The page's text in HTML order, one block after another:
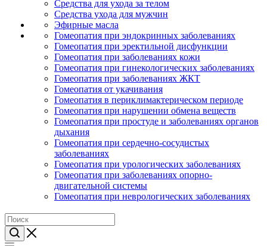
Средства для ухода за телом
Средства ухода для мужчин
Эфирные масла
Гомеопатия при эндокринных заболеваниях
Гомеопатия при эректильной дисфункции
Гомеопатия при заболеваниях кожи
Гомеопатия при гинекологических заболеваниях
Гомеопатия при заболеваниях ЖКТ
Гомеопатия от укачивания
Гомеопатия в периклимактерическом периоде
Гомеопатия при нарушении обмена веществ
Гомеопатия при простуде и заболеваниях органов
дыхания
Гомеопатия при сердечно-сосудистых
заболеваниях
Гомеопатия при урологических заболеваниях
Гомеопатия при заболеваниях опорно-
двигательной системы
Гомеопатия при неврологических заболеваниях